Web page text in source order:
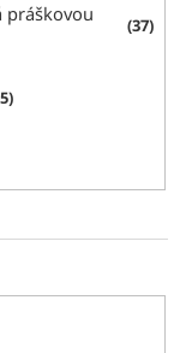
práškovou
37